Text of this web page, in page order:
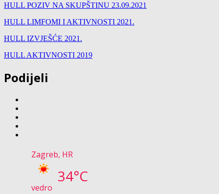
HULL POZIV NA SKUPŠTINU 23.09.2021
HULL LIMFOMI I AKTIVNOSTI 2021.
HULL IZVJEŠĆE 2021.
HULL AKTIVNOSTI 2019
Podijeli
Zagreb, HR
34°C
vedro